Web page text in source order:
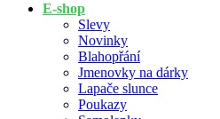
E-shop
Slevy
Novinky
Blahopřání
Jmenovky na dárky
Lapače slunce
Poukazy